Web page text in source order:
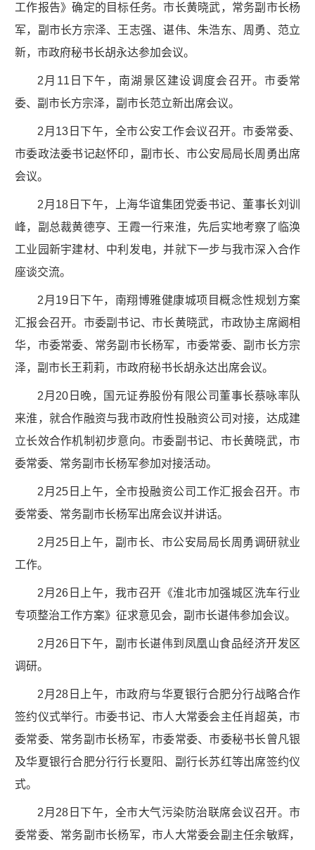
工作报告》确定的目标任务。市长黄晓武，常务副市长杨
军，副市长方宗泽、王志强、谌伟、朱浩东、周勇、范立
新，市政府秘书长胡永达参加会议。
2月11日下午，南湖景区建设调度会召开。市委常
委、副市长方宗泽，副市长范立新出席会议。
2月13日下午，全市公安工作会议召开。市委常委、
市委政法委书记赵怀印，副市长、市公安局局长周勇出席
会议。
2月18日下午，上海华谊集团党委书记、董事长刘训
峰，副总裁黄德亨、王霞一行来淮，先后实地考察了临涣
工业园新宇建材、中利发电，并就下一步与我市深入合作
座谈交流。
2月19日下午，南翔博雅健康城项目概念性规划方案
汇报会召开。市委副书记、市长黄晓武，市政协主席阚相
华，市委常委、常务副市长杨军，市委常委、副市长方宗
泽，副市长王莉莉，市政府秘书长胡永达出席会议。
2月20日晚，国元证券股份有限公司董事长蔡咏率队
来淮，就合作融资与我市政府性投融资公司对接，达成建
立长效合作机制初步意向。市委副书记、市长黄晓武，市
委常委、常务副市长杨军参加对接活动。
2月25日上午，全市投融资公司工作汇报会召开。市
委常委、常务副市长杨军出席会议并讲话。
2月25日上午，副市长、市公安局局长周勇调研就业
工作。
2月26日上午，我市召开《淮北市加强城区洗车行业
专项整治工作方案》征求意见会，副市长谌伟参加会议。
2月26日下午，副市长谌伟到凤凰山食品经济开发区
调研。
2月28日上午，市政府与华夏银行合肥分行战略合作
签约仪式举行。市委书记、市人大常委会主任肖超英，市
委常委、常务副市长杨军，市委常委、市委秘书长曾凡银
及华夏银行合肥分行行长夏阳、副行长苏红等出席签约仪
式。
2月28日下午，全市大气污染防治联席会议召开。市
委常委、常务副市长杨军，市人大常委会副主任余敏辉，